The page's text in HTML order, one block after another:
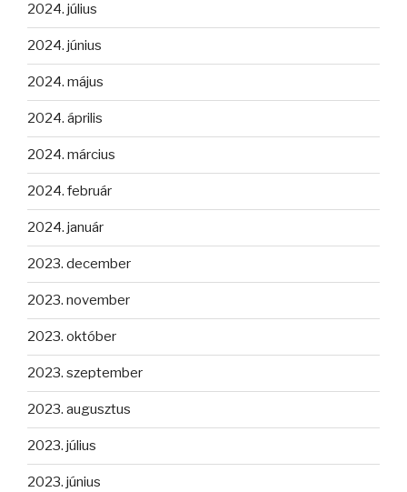
2024. július
2024. június
2024. május
2024. április
2024. március
2024. február
2024. január
2023. december
2023. november
2023. október
2023. szeptember
2023. augusztus
2023. július
2023. június